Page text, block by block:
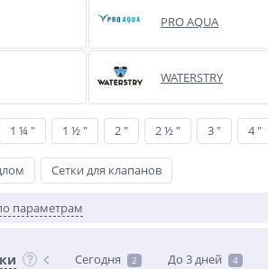
PRO AQUA
WATERSTRY
1 ¼ " 1 ½ " 2 " 2 ½ " 3 " 4 "
Сетки для клапанов
параметрам
Сегодня 2 До 3 дней 4